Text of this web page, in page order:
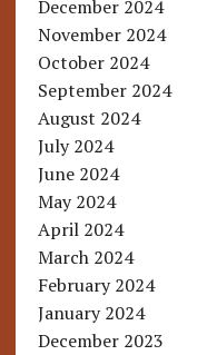
December 2024
November 2024
October 2024
September 2024
August 2024
July 2024
June 2024
May 2024
April 2024
March 2024
February 2024
January 2024
December 2023